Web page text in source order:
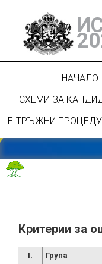
НАЧАЛО
СХЕМИ ЗА
Е-ТРЪЖНИ
Критерии за
I. Група